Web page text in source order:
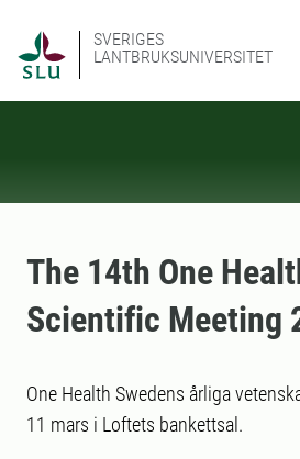
SVERIGES
LANTBRUKSUNIVERSITET
The 14th One
Scientific Meeting
One Health Swedens årliga
11 mars i Loftets bankettsal.